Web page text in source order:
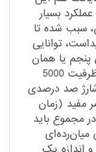
بسیار
سبب شده تا
توانایی
پنجم یا همان
5G را داشته باشد. باتری با میزان ظرفیت 5000
صد درصدی
مفید (زمان
در مجموع باید
میان‌رده‌ای